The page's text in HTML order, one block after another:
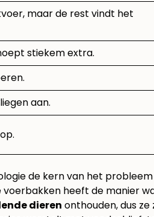
maar de rest vindt het
stiekem extra.
aan.
de kern van het
heeft de manier
dieren onthouden, dus